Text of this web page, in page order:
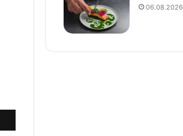
06.08.2026